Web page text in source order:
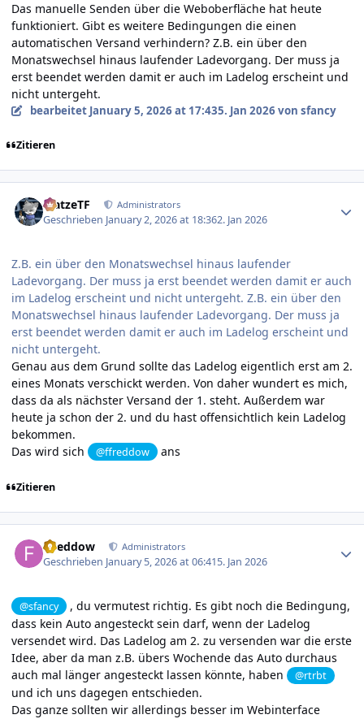
Das manuelle Senden über die Weboberfläche hat heute
funktioniert. Gibt es weitere Bedingungen die einen
automatischen Versand verhindern? Z.B. ein über den
Monatswechsel hinaus laufender Ladevorgang. Der muss ja
erst beendet werden damit er auch im Ladelog erscheint und
nicht untergeht.
bearbeitet January 5, 2026 at 17:435. Jan 2026 von sfancy
Zitieren
MatzeTF Administrators
Geschrieben January 2, 2026 at 18:362. Jan 2026
Z.B. ein über den Monatswechsel hinaus laufender
Ladevorgang. Der muss ja erst beendet werden damit er auch
im Ladelog erscheint und nicht untergeht. Z.B. ein über den
Monatswechsel hinaus laufender Ladevorgang. Der muss ja
erst beendet werden damit er auch im Ladelog erscheint und
nicht untergeht.
Genau aus dem Grund sollte das Ladelog eigentlich erst am 2.
eines Monats verschickt werden. Von daher wundert es mich,
dass da als nächster Versand der 1. steht. Außerdem war
heute ja schon der 2. und du hast offensichtlich kein Ladelog
bekommen.
Das wird sich
@ffreddow ans
Zitieren
ffreddow Administrators
Geschrieben January 5, 2026 at 06:415. Jan 2026
@sfancy
, du vermutest richtig. Es gibt noch die Bedingung,
dass kein Auto angesteckt sein darf, wenn der Ladelog
versendet wird. Das Ladelog am 2. zu versenden war die erste
Idee, aber da man z.B. übers Wochende das Auto durchaus
auch mal länger angesteckt lassen könnte, haben
@rtrbt
und ich uns dagegen entschieden.
Das ganze sollten wir allerdings besser im Webinterface